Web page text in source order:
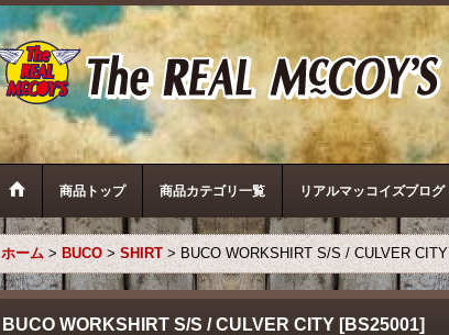
商品トップ 商品カテゴリ一覧 リアルマッコイズブログ
ホーム > BUCO > SHIRT > BUCO WORKSHIRT S/S / CULVER CITY
BUCO WORKSHIRT S/S / CULVER CITY [BS25001]